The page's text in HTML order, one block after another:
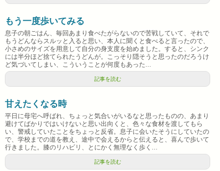
もう一度歩いてみる
息子の朝ごはん、毎回あまり食べたがらないので苦戦していて、それで
もうどんならスルッと入ると思い、本人に聞くと食べると言ったので、
小さめのサイズを用意して自分の身支度を始めました。すると、シンク
には半分ほど捨てられたうどんが。こっそり隠そうと思ったのだろうけ
ど気づいてしまい、こういうことが何度もあった...
記事を読む
甘えたくなる時
平日に母宅へ呼ばれ、ちょっと気合いがいるなと思ったものの、あまり
避けてばかりではいけないと思い出向くと、色々な食材を渡してもら
い、警戒していたことをちょっと反省。息子に会いたそうにしていたの
で、学校までの道を教え、途中で会えるからと伝えると、喜んで歩いて
行きました。膝のリハビリ、とにかく無理なく歩く...
記事を読む